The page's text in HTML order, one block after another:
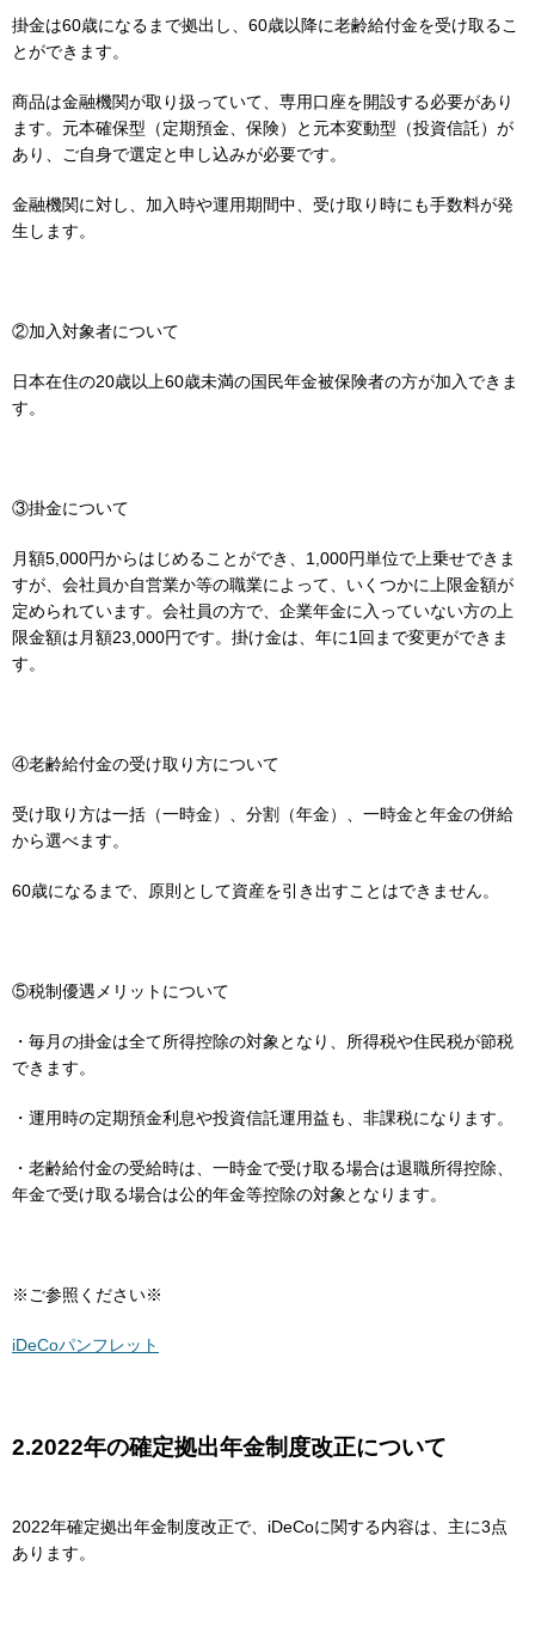
掛金は60歳になるまで拠出し、60歳以降に老齢給付金を受け取るこ
とができます。
商品は金融機関が取り扱っていて、専用口座を開設する必要があり
ます。元本確保型（定期預金、保険）と元本変動型（投資信託）が
あり、ご自身で選定と申し込みが必要です。
金融機関に対し、加入時や運用期間中、受け取り時にも手数料が発
生します。
②加入対象者について
日本在住の20歳以上60歳未満の国民年金被保険者の方が加入できま
す。
③掛金について
月額5,000円からはじめることができ、1,000円単位で上乗せできま
すが、会社員か自営業か等の職業によって、いくつかに上限金額が
定められています。会社員の方で、企業年金に入っていない方の上
限金額は月額23,000円です。掛け金は、年に1回まで変更ができま
す。
④老齢給付金の受け取り方について
受け取り方は一括（一時金）、分割（年金）、一時金と年金の併給
から選べます。
60歳になるまで、原則として資産を引き出すことはできません。
⑤税制優遇メリットについて
・毎月の掛金は全て所得控除の対象となり、所得税や住民税が節税
できます。
・運用時の定期預金利息や投資信託運用益も、非課税になります。
・老齢給付金の受給時は、一時金で受け取る場合は退職所得控除、
年金で受け取る場合は公的年金等控除の対象となります。
※ご参照ください※
iDeCoパンフレット
2.2022年の確定拠出年金制度改正について
2022年確定拠出年金制度改正で、iDeCoに関する内容は、主に3点
あります。